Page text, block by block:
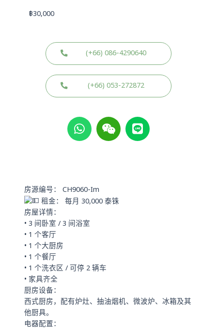
฿30,000
(+66) 086-4290640
(+66) 053-272872
W
h
a
p
p
W
e
i
L
i
n
房源编号： CH9060-Im
租金： 每月 30,000 泰铢
房屋详情：
• 3 间卧室 / 3 间浴室
• 1 个客厅
• 1 个大厨房
• 1 个餐厅
• 1 个洗衣区 / 可停 2 辆车
• 家具齐全
厨房设备：
西式厨房，配有炉灶、抽油烟机、微波炉、冰箱及其
他厨具。
电器配置：